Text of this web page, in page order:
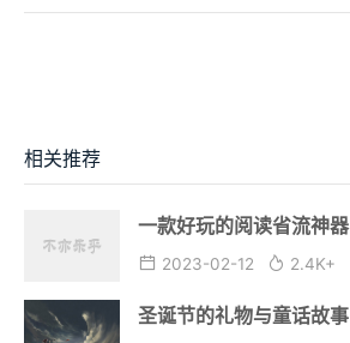
相关推荐
一款好玩的阅读省流神器
2023-02-12 2.4K+
圣诞节的礼物与童话故事